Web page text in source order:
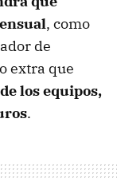
, como
de
extra que
los equipos,
.